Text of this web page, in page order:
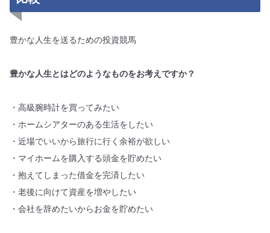
豊かな人生を送るための投資競馬
豊かな人生とはどのようなものをお考えですか？
・高級腕時計を買ってみたい
・ホームシアターのある生活をしたい
・近場でいいから旅行に行く余裕が欲しい
・マイホームを購入する頭金を貯めたい
・抱えてしまった借金を完済したい
・老後に向けて資産を増やしたい
・会社を辞めたいからお金を貯めたい